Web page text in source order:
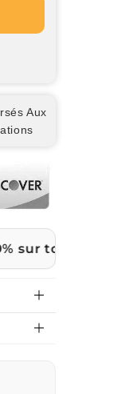
Aux
le site avec le